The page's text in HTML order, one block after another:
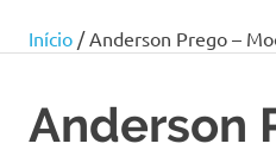
Início / Anderson Prego –
Anderson